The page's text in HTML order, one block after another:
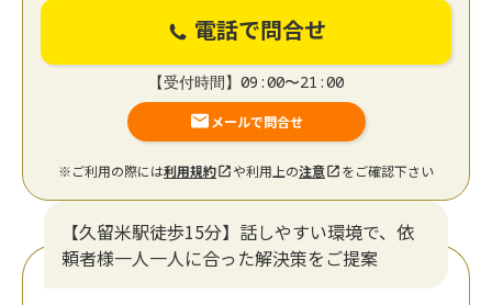
電話で問合せ
【受付時間】09:00〜21:00
メールで問合せ
※ご利用の際には利用規約 や利用上の注意 をご確認下さい
【久留米駅徒歩15分】話しやすい環境で、依
頼者様一人一人に合った解決策をご提案